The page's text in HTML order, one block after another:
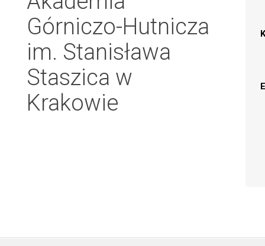
Górniczo-Hutnicza
im. Stanisława
Staszica w
Krakowie